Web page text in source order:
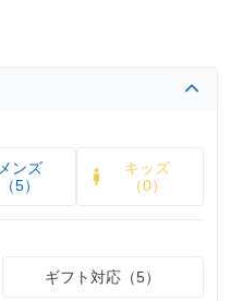
メンズ
（5）
キッズ
（0）
ギフト対応（5）